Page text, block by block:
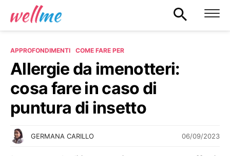
APPROFONDIMENTI COME FARE PER
Allergie da imenotteri:
cosa fare in caso di
puntura di insetto
GERMANA CARILLO 06/09/2023